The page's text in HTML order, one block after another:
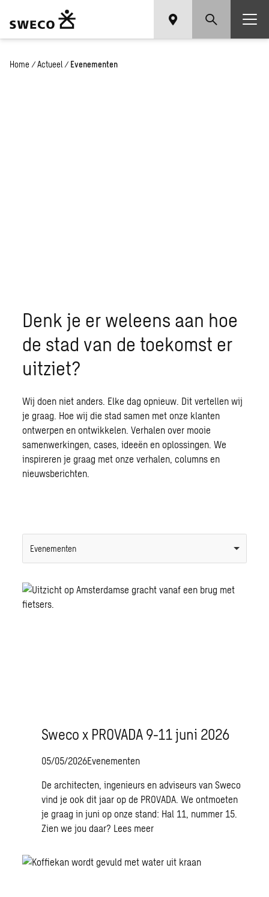
Home / Actueel / Evenementen
Denk je er weleens aan hoe
de stad van de toekomst er
uitziet?
Wij doen niet anders. Elke dag opnieuw. Dit vertellen wij
je graag. Hoe wij die stad samen met onze klanten
ontwerpen en ontwikkelen. Verhalen over mooie
samenwerkingen, cases, ideeën en oplossingen. We
inspireren je graag met onze verhalen, columns en
nieuwsberichten.
Evenementen
Sweco x PROVADA 9-11 juni 2026
05/05/2026Evenementen
De architecten, ingenieurs en adviseurs van Sweco
vind je ook dit jaar op de PROVADA. We ontmoeten
je graag in juni op onze stand: Hal 11, nummer 15.
Zien we jou daar? Lees meer